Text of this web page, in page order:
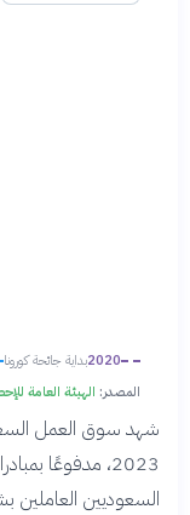
2020بداية جائحة كورونا
المصدر: الهيئة العامة
2023، مدفوعًا
السعوديين